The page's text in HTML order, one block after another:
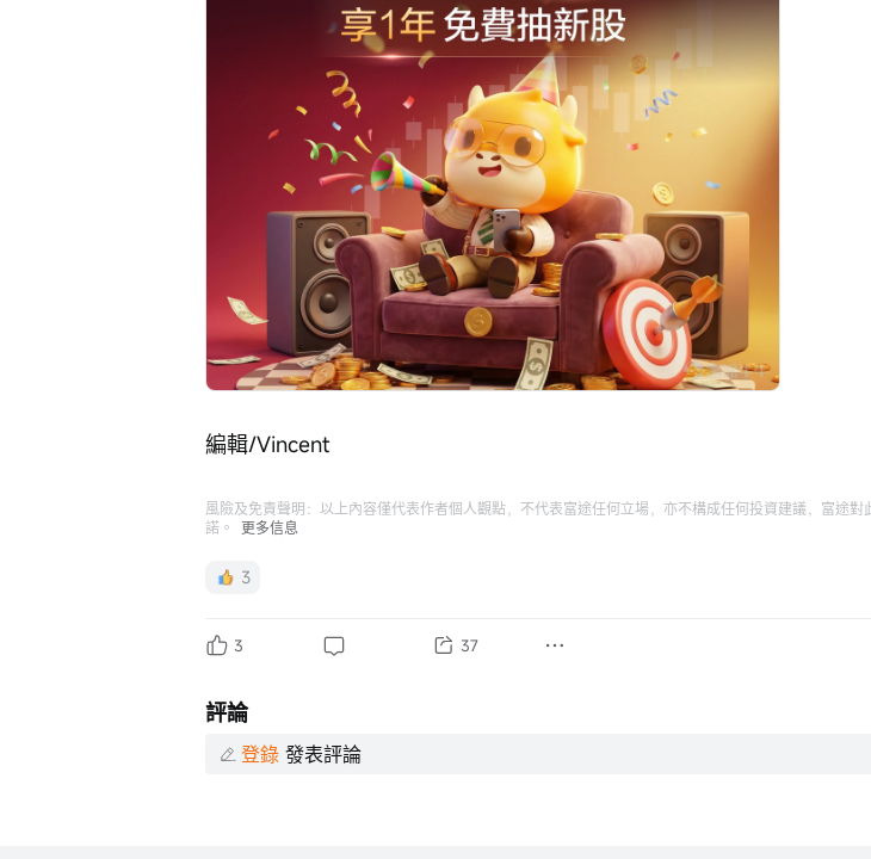
編輯/Vincent
風險及免責聲明：以上內容僅代表作者個人觀點，不代表富途任何立場，亦不構成任何投資建議，富途對
諾。
更多信息
3
3 37
評論
登錄 發表評論